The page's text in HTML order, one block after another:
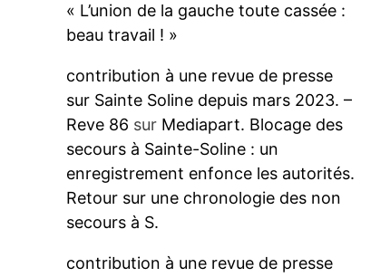
« L’union de la gauche toute cassée :
beau travail ! »
contribution à une revue de presse
sur Sainte Soline depuis mars 2023. –
Reve 86 sur Mediapart. Blocage des
secours à Sainte-Soline : un
enregistrement enfonce les autorités.
Retour sur une chronologie des non
secours à S.
contribution à une revue de presse